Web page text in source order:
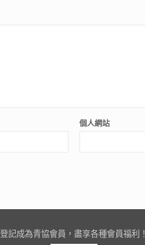
個人網站
登記成為青協會員，盡享各種會員福利！